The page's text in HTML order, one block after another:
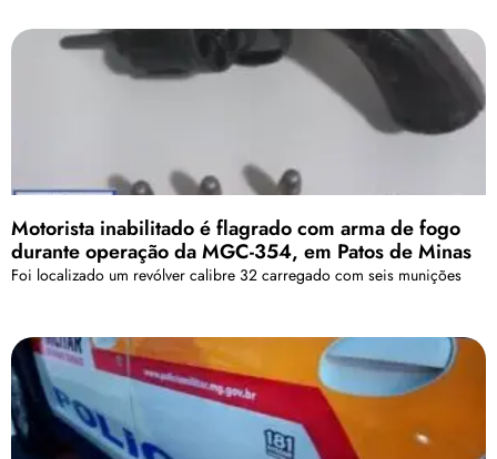
Motorista inabilitado é flagrado com arma de fogo
durante operação da MGC-354, em Patos de Minas
Foi localizado um revólver calibre 32 carregado com seis munições